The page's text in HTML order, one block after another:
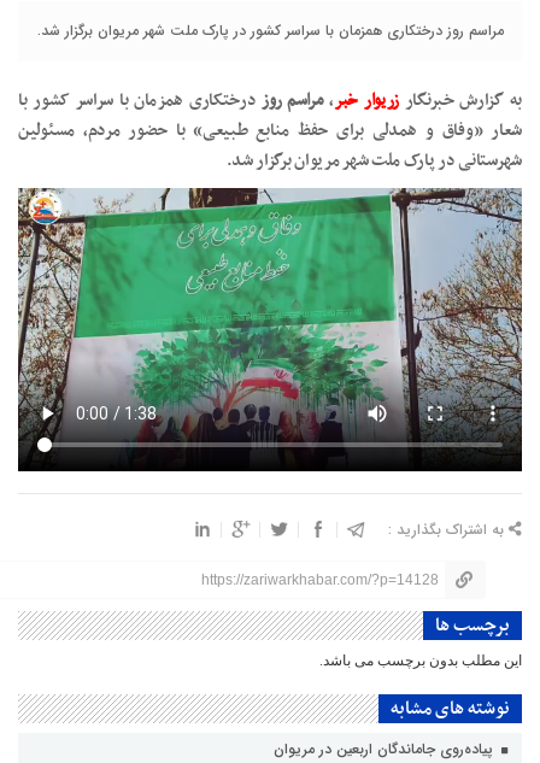
مراسم روز درختکاری همزمان با سراسر کشور در پارک ملت شهر مریوان برگزار شد.
به گزارش خبرنگار زریوار خبر،مراسم روز درختکاری همزمان با سراسر کشور با
شعار «وفاق و همدلی برای حفظ منابع طبیعی» با حضور مردم، مسئولین
شهرستانی در پارک ملت شهر مریوان برگزار شد.
به اشتراک بگذارید :
https://zariwarkhabar.com/?p=14128
برچسب ها
این مطلب بدون برچسب می باشد.
نوشته های مشابه
پیاده‌روی جاماندگان اربعین در مریوان